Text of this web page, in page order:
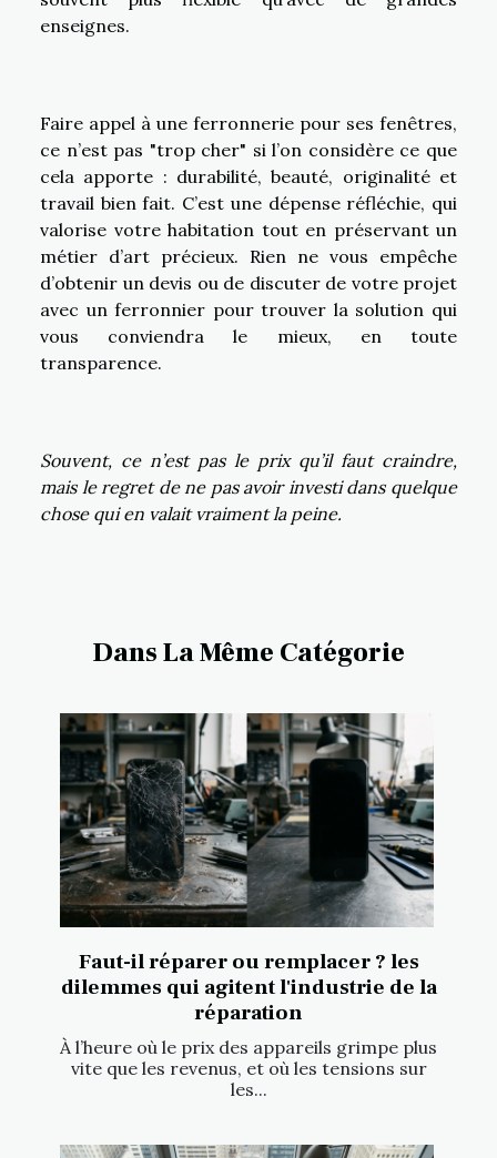
enseignes.
Faire appel à une ferronnerie pour ses fenêtres,
ce n’est pas "trop cher" si l’on considère ce que
cela apporte : durabilité, beauté, originalité et
travail bien fait. C’est une dépense réfléchie, qui
valorise votre habitation tout en préservant un
métier d’art précieux. Rien ne vous empêche
d’obtenir un devis ou de discuter de votre projet
avec un ferronnier pour trouver la solution qui
vous conviendra le mieux, en toute
transparence.
Souvent, ce n’est pas le prix qu’il faut craindre,
mais le regret de ne pas avoir investi dans quelque
chose qui en valait vraiment la peine.
Dans La Même Catégorie
Faut-il réparer ou remplacer ? les
dilemmes qui agitent l'industrie de la
réparation
À l’heure où le prix des appareils grimpe plus
vite que les revenus, et où les tensions sur
les...